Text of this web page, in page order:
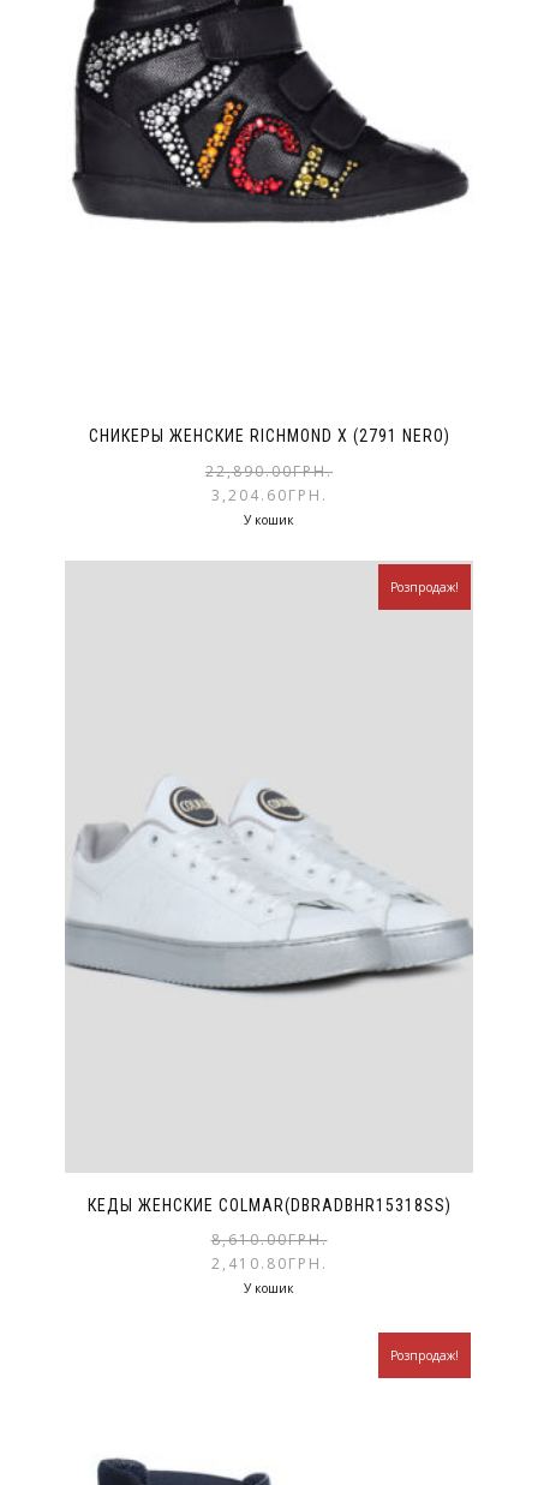
СНИКЕРЫ ЖЕНСКИЕ RICHMOND X (2791 NERO)
22,890.00ГРН.
3,204.60ГРН.
У кошик
КЕДЫ ЖЕНСКИЕ COLMAR(DBRADBHR15318SS)
Розпродаж!
8,610.00ГРН.
2,410.80ГРН.
У кошик
Розпродаж!